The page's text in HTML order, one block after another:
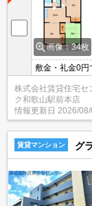
画像：34枚
敷金・礼金0円
せ・ご相談は
株式会社賃貸住宅セ
ク和歌山駅前本店
情報更新日 2026/08/
賃貸マンション グ